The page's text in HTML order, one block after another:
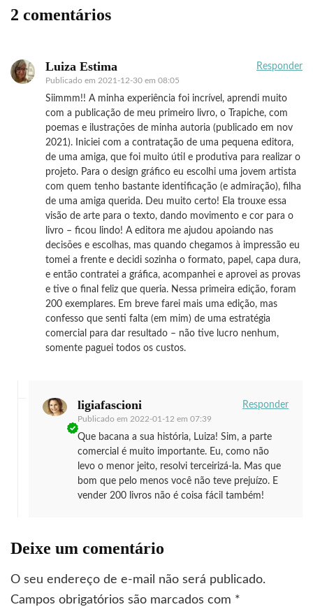
2 comentários
Luiza Estima
Publicado em 2021-12-30 em 08:05
Responder
Siimmm!! A minha experiência foi incrível, aprendi muito
com a publicação de meu primeiro livro, o Trapiche, com
poemas e ilustrações de minha autoria (publicado em nov
2021). Iniciei com a contratação de uma pequena editora,
de uma amiga, que foi muito útil e produtiva para realizar o
projeto. Para o design gráfico eu escolhi uma jovem artista
com quem tenho bastante identificação (e admiração), filha
de uma amiga querida. Deu muito certo! Ela trouxe essa
visão de arte para o texto, dando movimento e cor para o
livro – ficou lindo! A editora me ajudou apoiando nas
decisões e escolhas, mas quando chegamos à impressão eu
tomei a frente e decidi sozinha o formato, papel, capa dura,
e então contratei a gráfica, acompanhei e aprovei as provas
e tive o final feliz que queria. Nessa primeira edição, foram
200 exemplares. Em breve farei mais uma edição, mas
confesso que senti falta (em mim) de uma estratégia
comercial para dar resultado – não tive lucro nenhum,
somente paguei todos os custos.
ligiafascioni
Publicado em 2022-01-12 em 07:39
Responder
Que bacana a sua história, Luiza! Sim, a parte
comercial é muito importante. Eu, como não
levo o menor jeito, resolvi terceirizá-la. Mas que
bom que pelo menos você não teve prejuízo. E
vender 200 livros não é coisa fácil também!
Deixe um comentário
O seu endereço de e-mail não será publicado.
Campos obrigatórios são marcados com *